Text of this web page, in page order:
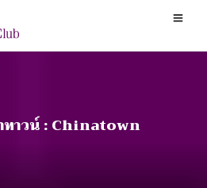
ทาวน์ : Chinatown